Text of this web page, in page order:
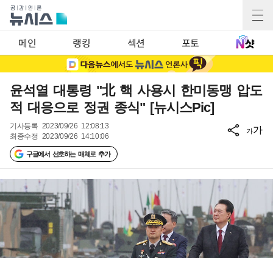
메인 랭킹 섹션 포토
윤석열 대통령 "北 핵 사용시 한미동맹 압도
적 대응으로 정권 종식" [뉴시스Pic]
기사등록 2023/09/26 12:08:13
최종수정 2023/09/26 14:10:06
구글에서 선호하는 매체로 추가
가가